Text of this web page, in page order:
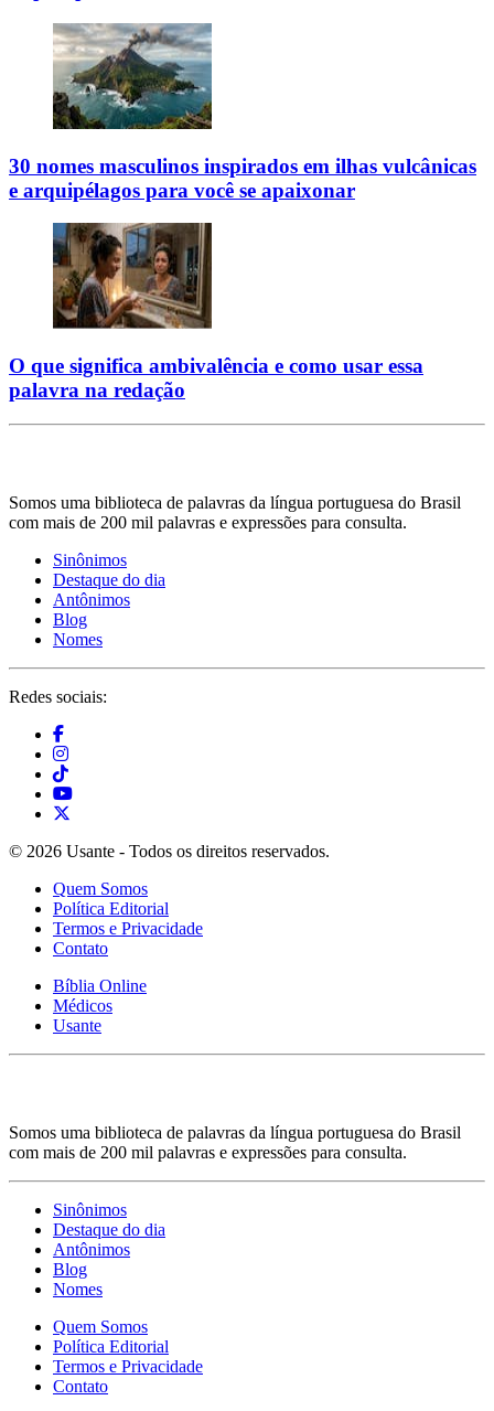
30 nomes masculinos inspirados em ilhas vulcânicas
e arquipélagos para você se apaixonar
O que significa ambivalência e como usar essa
palavra na redação
Somos uma biblioteca de palavras da língua portuguesa do Brasil
com mais de 200 mil palavras e expressões para consulta.
Sinônimos
Destaque do dia
Antônimos
Blog
Nomes
Redes sociais:
© 2026 Usante - Todos os direitos reservados.
Quem Somos
Política Editorial
Termos e Privacidade
Contato
Bíblia Online
Médicos
Usante
Somos uma biblioteca de palavras da língua portuguesa do Brasil
com mais de 200 mil palavras e expressões para consulta.
Sinônimos
Destaque do dia
Antônimos
Blog
Nomes
Quem Somos
Política Editorial
Termos e Privacidade
Contato